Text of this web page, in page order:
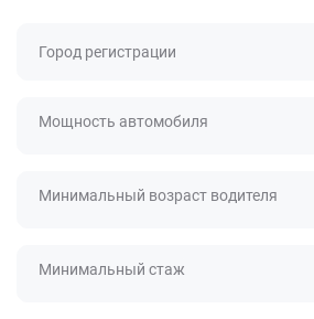
Город регистрации
Мощность автомобиля
Минимальный возраст водителя
Минимальный стаж